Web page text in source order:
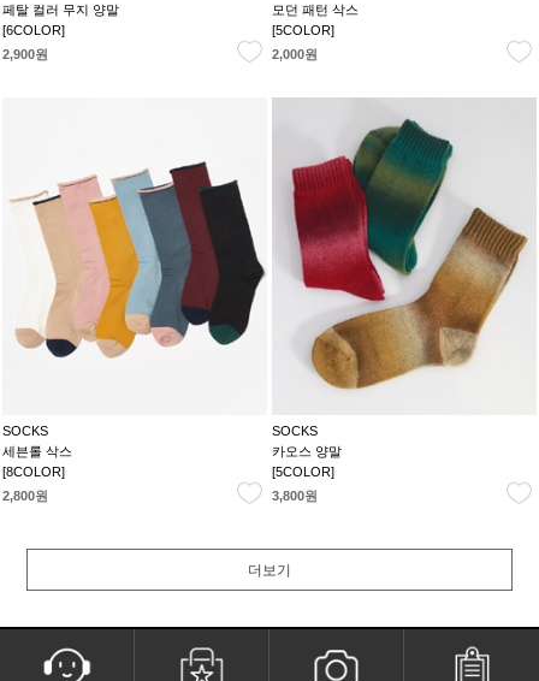
페탈 컬러 무지 양말
[6COLOR]
2,900원
모던 패턴 삭스
[5COLOR]
2,000원
SOCKS
세븐롤 삭스
[8COLOR]
2,800원
SOCKS
카오스 양말
[5COLOR]
3,800원
더보기